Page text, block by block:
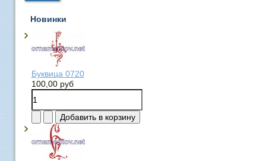
Новинки
Буквица 0720
100,00 руб